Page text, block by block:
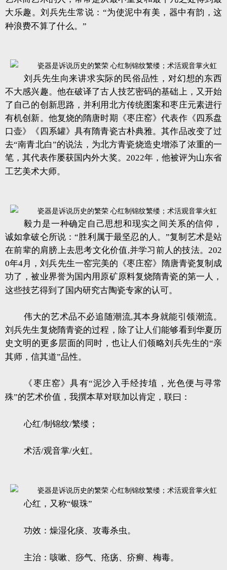
大乐趣。刘兵先生常说：“为使泥中有美，器中有韵，这
种浪费不算了什么。”
刘兵先生向来讲求实际的民俗品性，对幻想的东西
不大感兴趣。他在破译了古人技艺密码的基础上，又开始
了自己的创新思路，并利用北方传统图案和枣庄元素进行
有机创新。他复烧的隋唐时期《枣庄窑》代表作《四系盘
口壶》《四系罐》具有隋青瓷古朴典雅。其作品改变了过
去“南青北白”的说法，为北方青瓷烧造史增添了浓重的一
笔，其代表作屡获国内外大奖。2022年，他被评为山东省
工艺美术大师。
毅力是一种确定自己思想和现实之间关系的信仰，
诚如拿破仑所说：“胜利属于最坚忍的人。”复制艺术是站
在前辈的肩膀上去思考文化价值,并学习前人的技法。202
0年4月，刘兵先生一窑完美的《枣庄窑》隋唐青瓷复制成
功了，被业界誉为国内用原矿原料复烧隋青瓷的第一人，
这些技艺得到了国内研究古陶瓷专家的认可。
伟大的艺术品不必追随潮流,其本身就能引领潮流。
刘兵先生复烧隋青瓷的过程，除了让人们能够看到华夏历
史文明的更多层面的同时，也让人们领略刘兵先生的“亲
其师，信其道”品性。
《枣庄窑》具有“泥沙入手经抟埴，光色便与寻常
殊”的艺术价值，我撰本草对联加以肯定，联曰：
心红/制锦纹/繁缕；
术活/观音掌/火虹。
心红，又称“银珠”
功效：燥湿化痰、攻毒杀虫。
主治：咳嗽、痧气、疮疡、疥癣、梅毒。